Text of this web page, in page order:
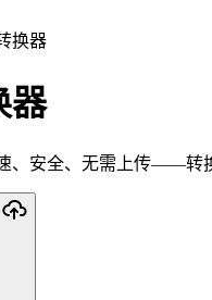
换器
器
、安全、无需上传——转